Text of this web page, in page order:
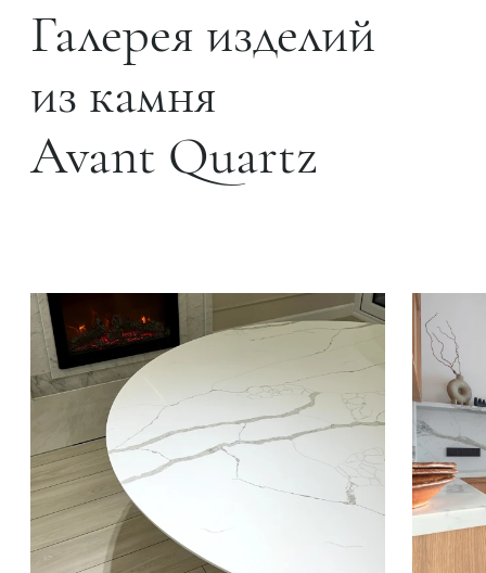
Галерея изделий
из камня
Avant Quartz